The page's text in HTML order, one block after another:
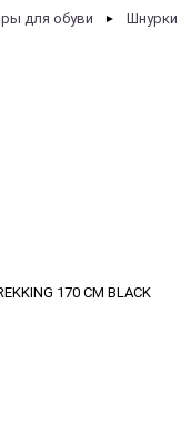
для обуви ► Шнурки